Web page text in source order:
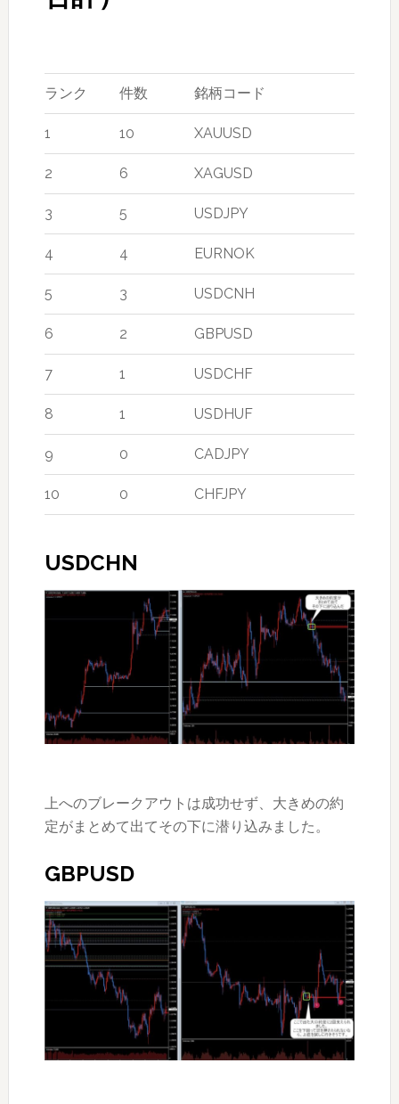
ランク 件数 銘柄コード
1 10 XAUUSD
2 6 XAGUSD
3 5 USDJPY
4 4 EURNOK
5 3 USDCNH
6 2 GBPUSD
7 1 USDCHF
8 1 USDHUF
9 0 CADJPY
10 0 CHFJPY
USDCHN
上へのブレークアウトは成功せず、大きめの約
定がまとめて出てその下に潜り込みました。
GBPUSD